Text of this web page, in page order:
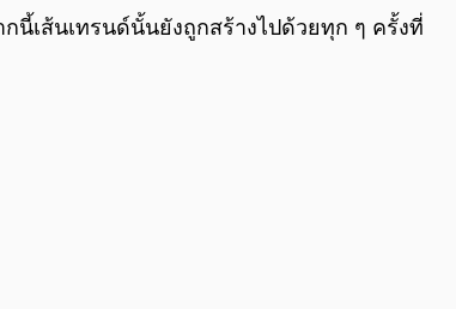
นี้เส้นเทรนด์นั้นยังถูกสร้างไปด้วยทุก ๆ ครั้งที่